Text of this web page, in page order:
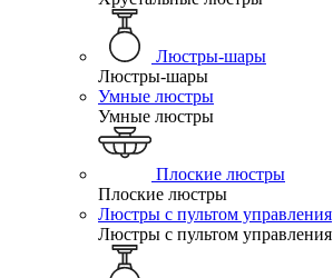
Люстры-шары
Люстры-шары
Умные люстры
Умные люстры
Плоские люстры
Плоские люстры
Люстры с пультом управления
Люстры с пультом управления